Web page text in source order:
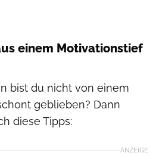
einem Motivationstief
bist du nicht von einem
geblieben? Dann
diese Tipps:
ANZEIGE